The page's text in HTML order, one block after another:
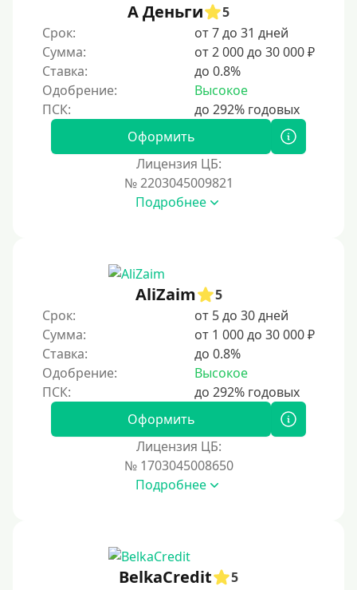
5 лет
Краткосрочные
Долгосрочные
Принятие решения
За час
Срочные
Моментальные онлайн
Экспресс
В день обращения
А Деньги
5
Срок:
от 7 до 31 дней
Сумма:
от 2 000 до 30 000 ₽
Ставка:
до 0.8%
Одобрение:
Высокое
Оформить
Лицензия ЦБ:
№ 2203045009821
Подробнее
AliZaim
5
Срок:
от 5 до 30 дней
Сумма:
от 1 000 до 30 000 ₽
Ставка:
до 0.8%
Одобрение:
Высокое
Оформить
Лицензия ЦБ:
№ 1703045008650
Подробнее
BelkaCredit
5